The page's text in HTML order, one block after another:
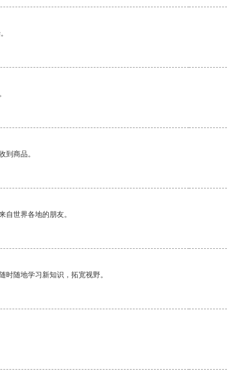
到商品。
自世界各地的朋友。
随地学习新知识，拓宽视野。